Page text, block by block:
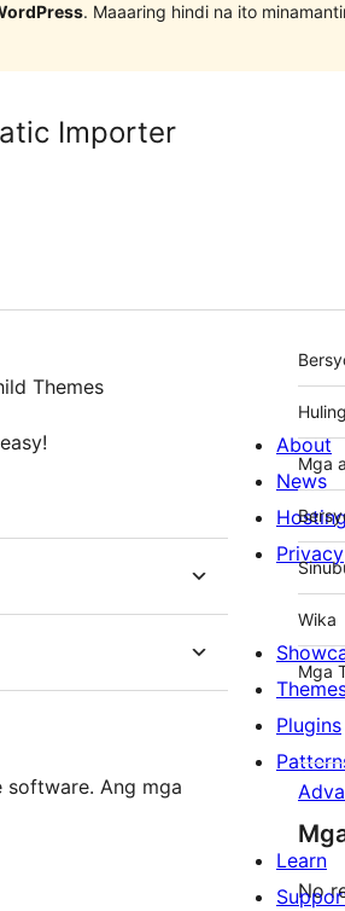
. Maaaring hindi na ito
Importer
Themes
software. Ang mga
Mga
Wika
Mga
No
About
News
Privacy
Plugins
Learn